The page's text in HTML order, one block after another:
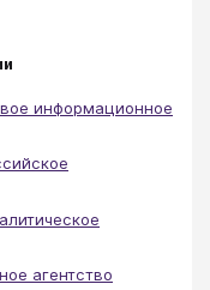
информационное
агентство